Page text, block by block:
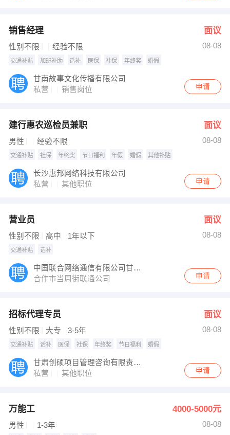
销售经理 面议
性别不限 经验不限 08-08
交通补贴 加班补助 话补 医保 社保 年终奖 婚假
甘南故事文化传播有限公司
私营
销售岗位 申请
建行惠农巡检员兼职 面议
男性 经验不限 08-08
交通补贴 社保 年终奖 节日福利 年假 婚假 其他补贴
长沙惠邦网络科技有限公司
私营
其他职位 申请
营业员 面议
性别不限 高中 1年以下 08-08
交通补贴 话补
中国联合网络通信有限公司甘南州合作市市分公司
合作市当周街联通公司
申请
招标代理专员 面议
性别不限 大专 3-5年 08-08
交通补贴 话补 医保 社保 年终奖 节日福利 婚假
甘肃创硕项目管理咨询有限责任公司
私营
其他职位 申请
万能工 4000-5000元
男性 1-3年 08-08